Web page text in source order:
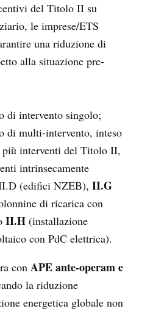
del Titolo II su
le imprese/ETS
una riduzione di
alla situazione pre-
di intervento singolo;
di multi-intervento, inteso
più interventi del Titolo II,
intrinsecamente
(edifici NZEB), II.G
di ricarica con
II.H (installazione
con PdC elettrica).
con APE ante-operam e
la riduzione
energetica globale non